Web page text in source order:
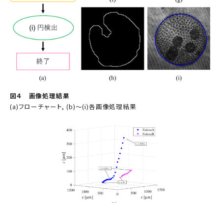
図４ 画像処理結果
(a)フローチャート, (b)～(i)各画像処理結果